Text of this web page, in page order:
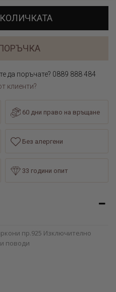
да поръчате? 0889 888 484
клиенти?
60 дни право на връщане
Без алергени
33 години опит
пр.925 Изключително
поводи